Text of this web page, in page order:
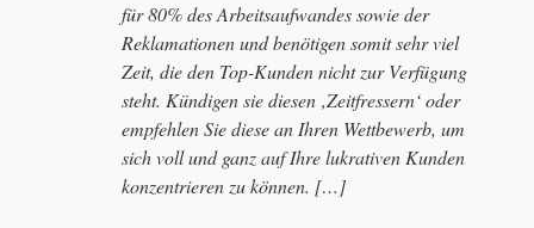
für 80% des Arbeitsaufwandes sowie der
Reklamationen und benötigen somit sehr viel
Zeit, die den Top-Kunden nicht zur Verfügung
steht. Kündigen sie diesen ‚Zeitfressern‘ oder
empfehlen Sie diese an Ihren Wettbewerb, um
sich voll und ganz auf Ihre lukrativen Kunden
konzentrieren zu können. […]